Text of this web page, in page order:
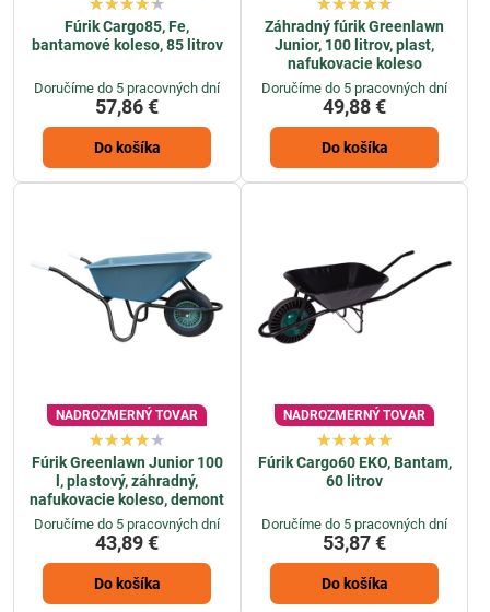
Fúrik Cargo85, Fe,
bantamové koleso, 85 litrov
Doručíme do 5 pracovných dní
57,86 €
Do košíka
Záhradný fúrik Greenlawn
Junior, 100 litrov, plast,
nafukovacie koleso
Doručíme do 5 pracovných dní
49,88 €
Do košíka
NADROZMERNÝ TOVAR
Fúrik Greenlawn Junior 100
l, plastový, záhradný,
nafukovacie koleso, demont
Doručíme do 5 pracovných dní
43,89 €
Do košíka
NADROZMERNÝ TOVAR
Fúrik Cargo60 EKO, Bantam,
60 litrov
Doručíme do 5 pracovných dní
53,87 €
Do košíka